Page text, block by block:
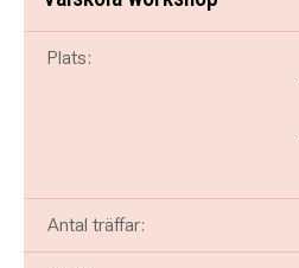
Plats:
Antal träffar: